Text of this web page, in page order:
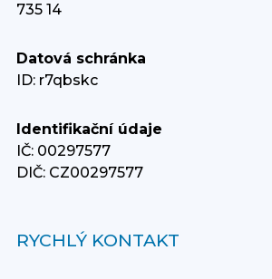
735 14
Datová schránka
ID: r7qbskc
Identifikační údaje
IČ: 00297577
DIČ: CZ00297577
RYCHLÝ KONTAKT